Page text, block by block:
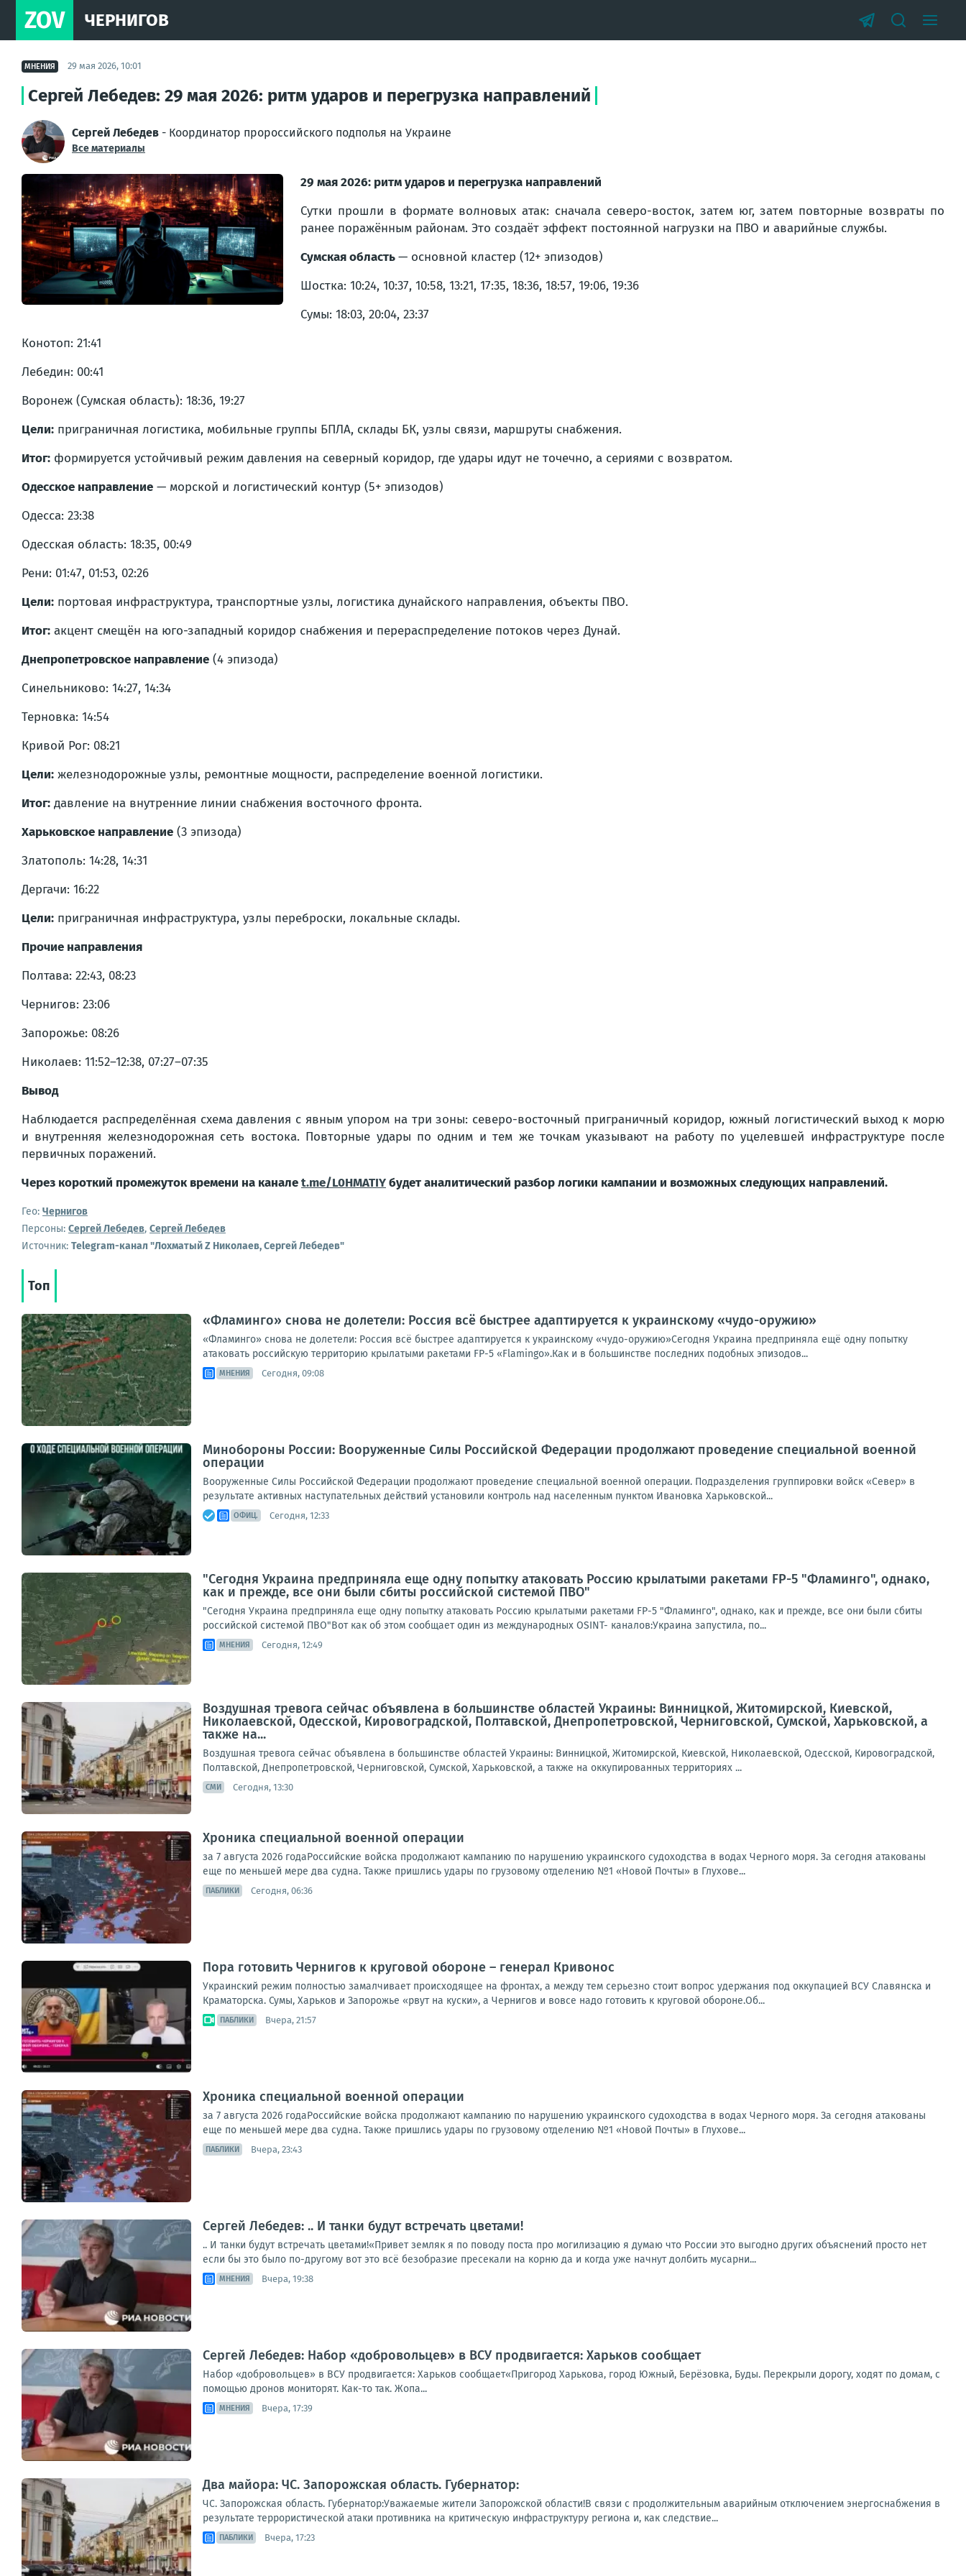
ZOV ЧЕРНИГОВ
МНЕНИЯ 29 мая 2026, 10:01
Сергей Лебедев: 29 мая 2026: ритм ударов и перегрузка направлений
Сергей Лебедев - Координатор пророссийского подполья на Украине
Все материалы
29 мая 2026: ритм ударов и перегрузка направлений
Сутки прошли в формате волновых атак: сначала северо-восток, затем юг, затем повторные возвраты по
ранее поражённым районам. Это создаёт эффект постоянной нагрузки на ПВО и аварийные службы.
Сумская область— основной кластер (12+ эпизодов)
Шостка: 10:24, 10:37, 10:58, 13:21, 17:35, 18:36, 18:57, 19:06, 19:36
Сумы: 18:03, 20:04, 23:37
Конотоп: 21:41
Лебедин: 00:41
Воронеж (Сумская область): 18:36, 19:27
Цели: приграничная логистика, мобильные группы БПЛА, склады БК, узлы связи, маршруты снабжения.
Итог: формируется устойчивый режим давления на северный коридор, где удары идут не точечно, а сериями с возвратом.
Одесское направление — морской и логистический контур (5+ эпизодов)
Одесса: 23:38
Одесская область: 18:35, 00:49
Рени: 01:47, 01:53, 02:26
Цели: портовая инфраструктура, транспортные узлы, логистика дунайского направления, объекты ПВО.
Итог: акцент смещён на юго-западный коридор снабжения и перераспределение потоков через Дунай.
Днепропетровское направление (4 эпизода)
Синельниково: 14:27, 14:34
Терновка: 14:54
Кривой Рог: 08:21
Цели: железнодорожные узлы, ремонтные мощности, распределение военной логистики.
Итог: давление на внутренние линии снабжения восточного фронта.
Харьковское направление (3 эпизода)
Златополь: 14:28, 14:31
Дергачи: 16:22
Цели: приграничная инфраструктура, узлы переброски, локальные склады.
Прочие направления
Полтава: 22:43, 08:23
Чернигов: 23:06
Запорожье: 08:26
Николаев: 11:52–12:38, 07:27–07:35
Вывод
Наблюдается распределённая схема давления с явным упором на три зоны: северо-восточный приграничный коридор, южный логистический выход к морю
и внутренняя железнодорожная сеть востока. Повторные удары по одним и тем же точкам указывают на работу по уцелевшей инфраструктуре после
первичных поражений.
Через короткий промежуток времени на каналеt.me/L0HMATIYбудет аналитический разбор логики кампании и возможных следующих направлений.
Гео: Чернигов
Персоны: Сергей Лебедев, Сергей Лебедев
Источник: Telegram-канал "Лохматый Z Николаев, Сергей Лебедев"
Топ
«Фламинго» снова не долетели: Россия всё быстрее адаптируется к украинскому «чудо-оружию»
«Фламинго» снова не долетели: Россия всё быстрее адаптируется к украинскому «чудо-оружию»Сегодня Украина предприняла ещё одну попытку
атаковать российскую территорию крылатыми ракетами FP-5 «Flamingo».Как и в большинстве последних подобных эпизодов...
МНЕНИЯ Сегодня, 09:08
Минобороны России: Вооруженные Силы Российской Федерации продолжают проведение специальной военной
операции
Вооруженные Силы Российской Федерации продолжают проведение специальной военной операции. Подразделения группировки войск «Север» в
результате активных наступательных действий установили контроль над населенным пунктом Ивановка Харьковской...
ОФИЦ. Сегодня, 12:33
"Сегодня Украина предприняла еще одну попытку атаковать Россию крылатыми ракетами FP-5 "Фламинго", однако,
как и прежде, все они были сбиты российской системой ПВО"
"Сегодня Украина предприняла еще одну попытку атаковать Россию крылатыми ракетами FP-5 "Фламинго", однако, как и прежде, все они были сбиты
российской системой ПВО"Вот как об этом сообщает один из международных OSINT- каналов:Украина запустила, по...
МНЕНИЯ Сегодня, 12:49
Воздушная тревога сейчас объявлена в большинстве областей Украины: Винницкой, Житомирской, Киевской,
Николаевской, Одесской, Кировоградской, Полтавской, Днепропетровской, Черниговской, Сумской, Харьковской, а
также на...
Воздушная тревога сейчас объявлена в большинстве областей Украины: Винницкой, Житомирской, Киевской, Николаевской, Одесской, Кировоградской,
Полтавской, Днепропетровской, Черниговской, Сумской, Харьковской, а также на оккупированных территориях ...
СМИ Сегодня, 13:30
Хроника специальной военной операции
за 7 августа 2026 годаРоссийские войска продолжают кампанию по нарушению украинского судоходства в водах Черного моря. За сегодня атакованы
еще по меньшей мере два судна. Также пришлись удары по грузовому отделению №1 «Новой Почты» в Глухове...
ПАБЛИКИ Сегодня, 06:36
Пора готовить Чернигов к круговой обороне – генерал Кривонос
Украинский режим полностью замалчивает происходящее на фронтах, а между тем серьезно стоит вопрос удержания под оккупацией ВСУ Славянска и
Краматорска. Сумы, Харьков и Запорожье «рвут на куски», а Чернигов и вовсе надо готовить к круговой обороне.Об...
ПАБЛИКИ Вчера, 21:57
Хроника специальной военной операции
за 7 августа 2026 годаРоссийские войска продолжают кампанию по нарушению украинского судоходства в водах Черного моря. За сегодня атакованы
еще по меньшей мере два судна. Также пришлись удары по грузовому отделению №1 «Новой Почты» в Глухове...
ПАБЛИКИ Вчера, 23:43
Сергей Лебедев: .. И танки будут встречать цветами!
.. И танки будут встречать цветами!«Привет земляк я по поводу поста про могилизацию я думаю что России это выгодно других объяснений просто нет
если бы это было по-другому вот это всё безобразие пресекали на корню да и когда уже начнут долбить мусарни...
МНЕНИЯ Вчера, 19:38
Сергей Лебедев: Набор «добровольцев» в ВСУ продвигается: Харьков сообщает
Набор «добровольцев» в ВСУ продвигается: Харьков сообщает«Пригород Харькова, город Южный, Берёзовка, Буды. Перекрыли дорогу, ходят по домам, с
помощью дронов мониторят. Как-то так. Жопа...
МНЕНИЯ Вчера, 17:39
Два майора: ЧС. Запорожская область. Губернатор:
ЧС. Запорожская область. Губернатор:Уважаемые жители Запорожской области!В связи с продолжительным аварийным отключением энергоснабжения в
результате террористической атаки противника на критическую инфраструктуру региона и, как следствие...
ПАБЛИКИ Вчера, 17:23